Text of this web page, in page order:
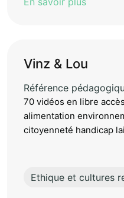
Vinz & Lou
Référence
70 vidéos en libre
alimentation
citoyenneté handicap
Ethique et cultures